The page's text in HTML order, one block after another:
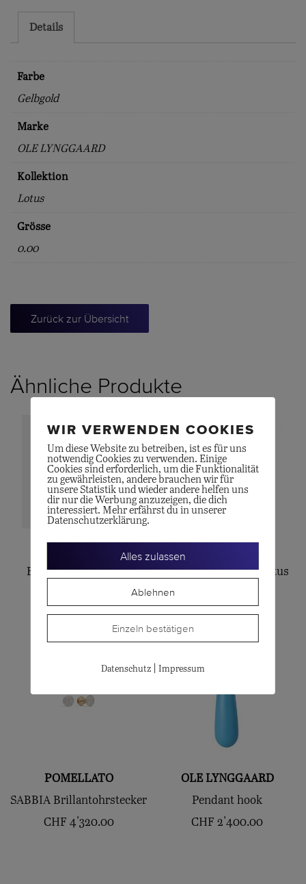
Details
Farbe
Gelbgold
Marke
OLE LYNGGAARD
Kollektion
Lotus
Grösse
0.00
Zurück zur Übersicht
Ähnliche Produkte
OLE LYNGGAARD
BoHo Ohrclip, small
Ohrhänger Circus Lotus
POMELLATO
SABBIA Brillantohrstecker
CHF 4'320.00
OLE LYNGGAARD
Pendant hook
CHF 2'400.00
WIR VERWENDEN COOKIES
Um diese Website zu betreiben, ist es für uns
notwendig Cookies zu verwenden. Einige
Cookies sind erforderlich, um die Funktionalität
zu gewährleisten, andere brauchen wir für
unsere Statistik und wieder andere helfen uns
dir nur die Werbung anzuzeigen, die dich
interessiert. Mehr erfährst du in unserer
Datenschutzerklärung.
Alles zulassen
Ablehnen
Einzeln bestätigen
Datenschutz| Impressum